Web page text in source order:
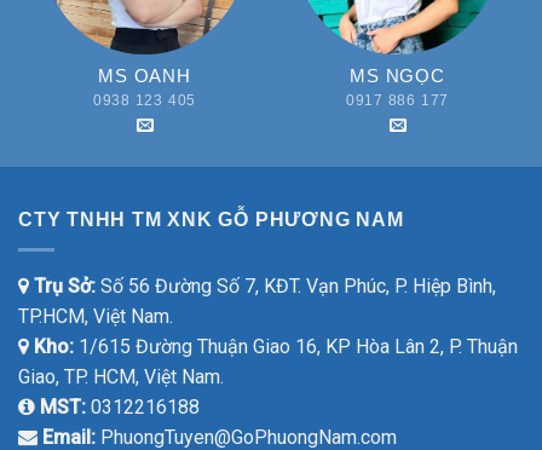
MS OANH
0938 123 405
MS NGỌC
0917 886 177
CTY TNHH TM XNK GỖ PHƯƠNG NAM
Trụ Sở: Số 56 Đường Số 7, KĐT. Vạn Phúc, P. Hiệp Bình,
TP.HCM, Việt Nam.
Kho: 1/615 Đường Thuận Giao 16, KP Hòa Lân 2, P. Thuận
Giao, TP. HCM, Việt Nam.
MST: 0312216188
Email: PhuongTuyen@GoPhuongNam.com